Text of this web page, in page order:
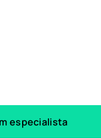
especialista